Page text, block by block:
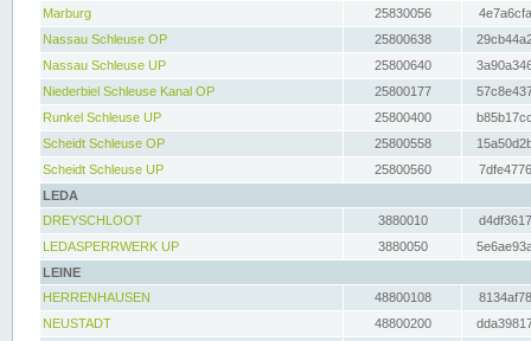
Marburg
25830056
Nassau Schleuse OP
25800638
Nassau Schleuse UP
25800640
Niederbiel Schleuse Kanal OP
25800177
Runkel Schleuse UP
25800400
Scheidt Schleuse OP
25800558
Scheidt Schleuse UP
25800560
LEDA
DREYSCHLOOT
3880010
LEDASPERRWERK UP
3880050
LEINE
HERRENHAUSEN
48800108
NEUSTADT
48800200